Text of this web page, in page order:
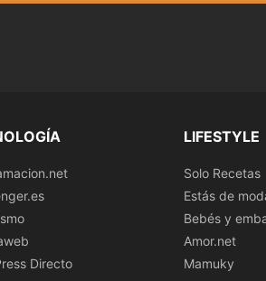
Directo
LIFESTYLE
Solo Recetas
Estás de
Bebés y
Amor.net
Mamuky